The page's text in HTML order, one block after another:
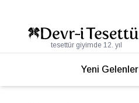
tesettür giyimde 12. yıl
Yeni Gelenler